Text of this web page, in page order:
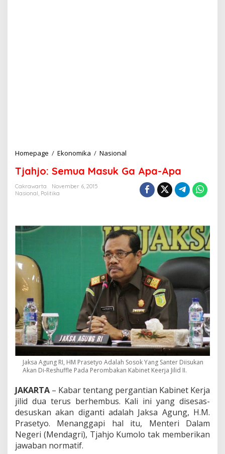
Homepage / Ekonomika / Nasional
a
e
m
u
a
M
a
s
k
G
p
a
-
A
p
Tjahjo: Semua Masuk Ga Apa-Apa
Cakrawarta
November 6, 2015
Nasional, Politika
Jaksa Agung RI, HM Prasetyo Adalah Sosok Yang Santer Diisukan
Akan Di-Reshuffle Pada Perombakan Kabinet Keerja Jilid II.
JAKARTA – Kabar tentang pergantian Kabinet Kerja
jilid dua terus berhembus. Kali ini yang disesas-
desuskan akan diganti adalah Jaksa Agung, H.M.
Prasetyo. Menanggapi hal itu, Menteri Dalam
Negeri (Mendagri), Tjahjo Kumolo tak memberikan
jawaban normatif.